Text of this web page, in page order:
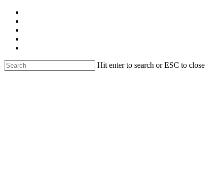
Skip
main
content
Hit enter to search or ESC to close